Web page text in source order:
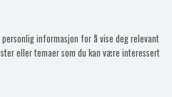
informasjon for å vise deg relevant
eller temaer som du kan være interessert